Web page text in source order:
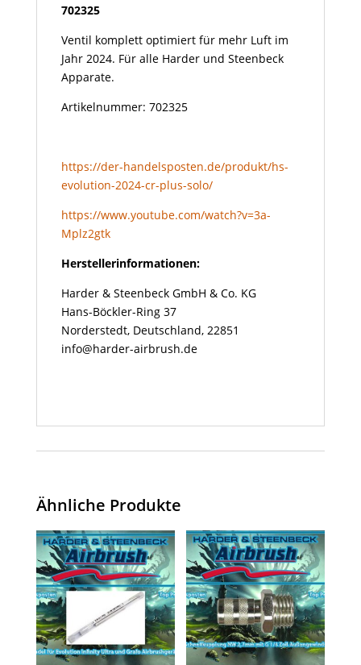
702325
Ventil komplett optimiert für mehr Luft im
Jahr 2024. Für alle Harder und Steenbeck
Apparate.
Artikelnummer: 702325
https://der-handelsposten.de/produkt/hs-
evolution-2024-cr-plus-solo/
https://www.youtube.com/watch?v=3a-
Mplz2gtk
Herstellerinformationen:
Harder & Steenbeck GmbH & Co. KG
Hans-Böckler-Ring 37
Norderstedt, Deutschland, 22851
info@harder-airbrush.de
Ähnliche Produkte